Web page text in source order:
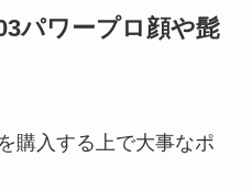
パワープロ顔や髭
購入する上で大事なポ